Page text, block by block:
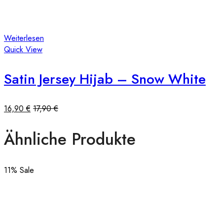
Weiterlesen
Quick View
Satin Jersey Hijab – Snow White
16,90€ 17,90€
Ähnliche Produkte
11% Sale